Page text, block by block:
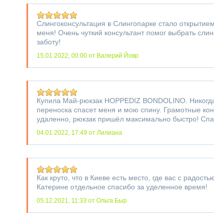
Слингоконсультация в Слингопарке стало
меня! Очень чуткий консультант помог выбрать
заботу!
15.01.2022, 00:00 от Валерий Йовр
Купила Май-рюкзак HOPPEDIZ BONDOLINO.
переноска спасет меня и мою спину. Грамотные
удаленно, рюкзак пришёл максимально быстро!
04.01.2022, 17:49 от Лилиана
Как круто, что в Киеве есть место, где вас с
Катерине отдельное спасибо за уделенное время!
05.12.2021, 11:33 от Ольга Быр